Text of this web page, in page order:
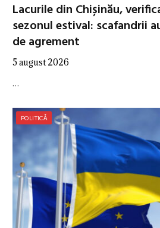
Lacurile din Chișinău,
sezonul estival: scafandrii
de agrement
5 august 2026
…
POLITICĂ